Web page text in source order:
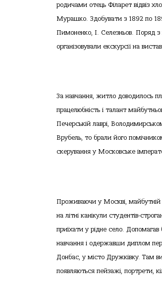
родичами отець Філарет відвіз
Мурашко. Здобувати з 1892 по
Пимоненко, І. Селезньов. Поряд з
організовували екскурсії на
За навчання, житло доводилось
працелюбність і талант
Печерській лаврі,
Врубель, то брали його
скерування у Московське
Проживаючи у Москві,
на літні канікули студентів-
приїхати у рідне село. Допомагав
навчання і одержавши диплом
Донбас, у місто Дружківку. Там
появляються пейзажі, портрети,